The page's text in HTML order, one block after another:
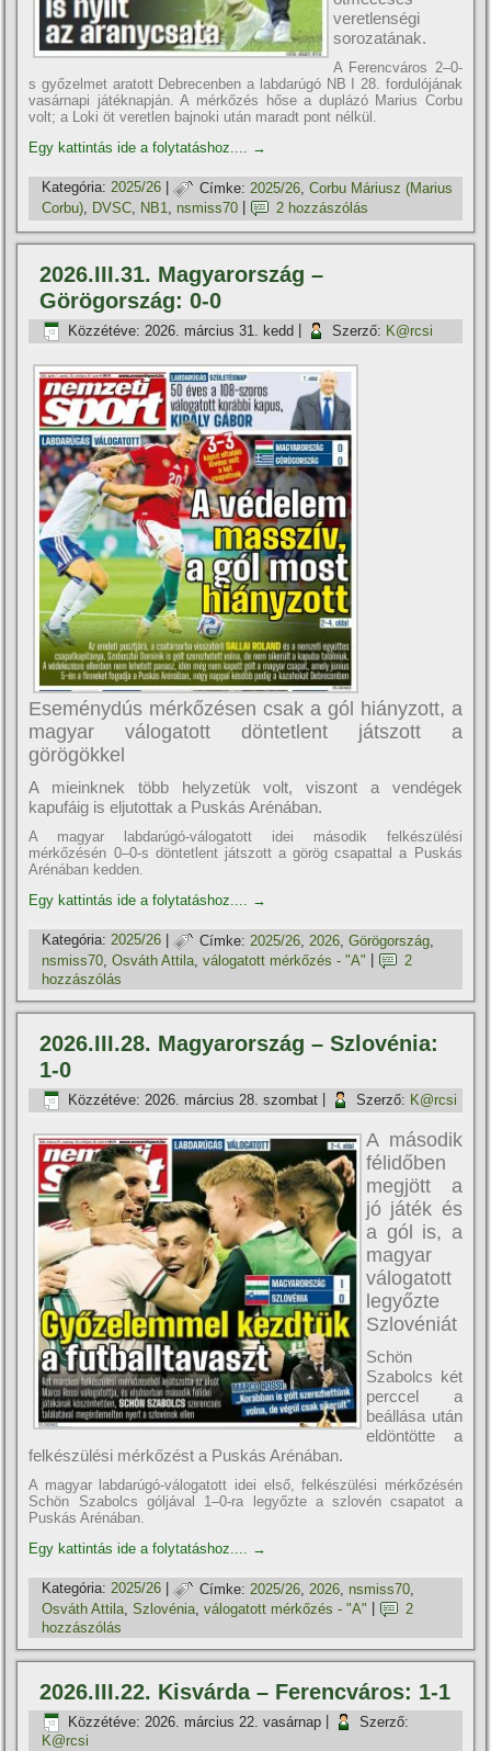
veretlenségi
sorozatának.
A Ferencváros 2–0-
s győzelmet aratott Debrecenben a labdarúgó NB I 28. fordulójának
vasárnapi játéknapján. A mérkőzés hőse a duplázó Marius Corbu
volt; a Loki öt veretlen bajnoki után maradt pont nélkül.
Egy kattintás ide a folytatáshoz.... →
Kategória: 2025/26 | Címke: 2025/26 ,Corbu Máriusz (Marius
Corbu) DVSC NB1 nsmiss70 2 hozzászólás
2026.III.31. Magyarország –
Görögország: 0-0
Közzétéve: 2026. március 31. kedd Szerző: K@rcsi
Eseménydús mérkőzésen csak a gól hiányzott, a
magyar válogatott döntetlent játszott a
görögökkel
A mieinknek több helyzetük volt, viszont a vendégek
kapufáig is eljutottak a Puskás Arénában.
A magyar labdarúgó-válogatott idei második felkészülési
mérkőzésén 0–0-s döntetlent játszott a görög csapattal a Puskás
Arénában kedden.
Egy kattintás ide a folytatáshoz.... →
Kategória: 2025/26 | Címke: 2025/26 2026 ,Görögország
nsmiss70 ,Osváth Attila ,válogatott mérkőzés - "A"
2
hozzászólás
2026.III.28. Magyarország – Szlovénia:
1-0
Közzétéve: 2026. március 28. szombat Szerző: K@rcsi
A második
félidőben
megjött a
jó játék és
a gól is, a
magyar
válogatott
legyőzte
Szlovéniát
Schön
Szabolcs két
perccel a
beállása után
eldöntötte a
felkészülési mérkőzést a Puskás Arénában.
A magyar labdarúgó-válogatott idei első, felkészülési mérkőzésén
Schön Szabolcs góljával 1–0-ra legyőzte a szlovén csapatot a
Puskás Arénában.
Egy kattintás ide a folytatáshoz.... →
Kategória: 2025/26 | Címke: 2025/26 2026 nsmiss70
Osváth Attila ,Szlovénia ,válogatott mérkőzés - "A"
2
hozzászólás
2026.III.22. Kisvárda – Ferencváros: 1-1
Közzétéve: 2026. március 22. vasárnap
Szerző:
K@rcsi